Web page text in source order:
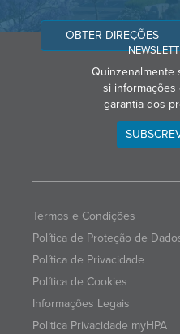
OBTER DIREÇÕES
Quinzenalmente
si informações
garantia dos
Termos e Condições
Política de Proteção de
Política de Privacidade
Política de Cookies
Informações Legais
Politica Privacidade myHPA